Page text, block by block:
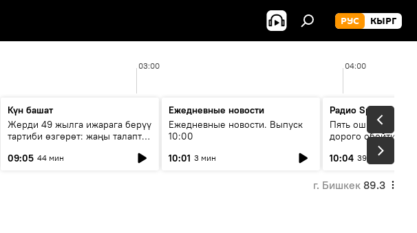
РУС КЫРГ
03:00 04:00
Күн башат
Жерди 49 жылга ижарага берүү
тартиби өзгөрөт: жаңы талаптар
09:05 44 мин
Ежедневные новости
Ежедневные новости. Выпуск
10:00
10:01 3 мин
Радио Sputnik
Пять ошибок
дорого обойтись
10:04 39 мин
г. Бишкек 89.3